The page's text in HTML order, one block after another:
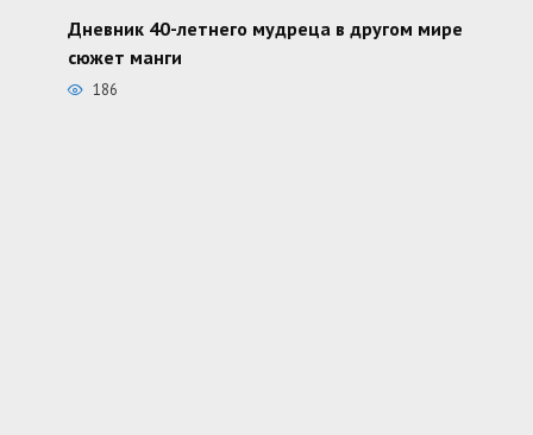
Дневник 40-летнего мудреца в другом мире
сюжет манги
186